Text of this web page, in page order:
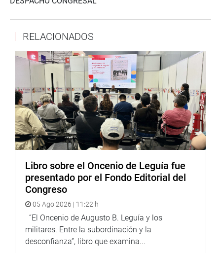
RELACIONADOS
Libro sobre el Oncenio de Leguía fue
presentado por el Fondo Editorial del
Congreso
05 Ago 2026 | 11:22 h
“El Oncenio de Augusto B. Leguía y los
militares. Entre la subordinación y la
desconfianza”, libro que examina...